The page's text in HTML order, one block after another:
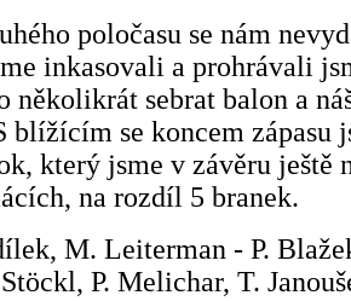
poločasu se nám
inkasovali a prohrávali
několikrát sebrat balon a
blížícím se koncem zápasu
který jsme v závěru ještě
na rozdíl 5 branek.
M. Leiterman - P.
P. Melichar, T.